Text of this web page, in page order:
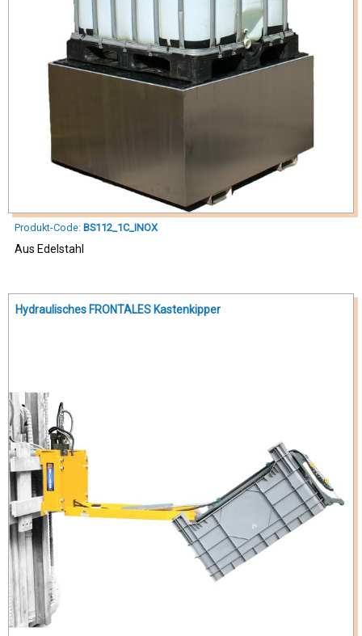
Produkt-Code: BS112_1C_INOX
Aus Edelstahl
Hydraulisches FRONTALES Kastenkipper